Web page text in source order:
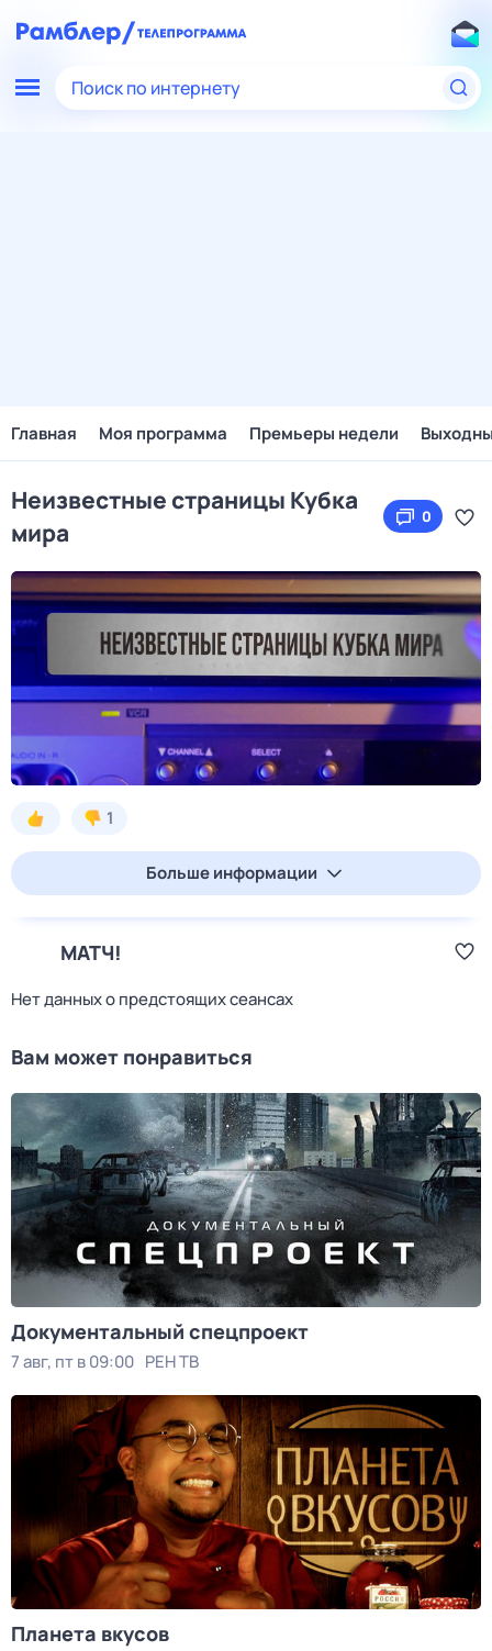
Поиск по интернету
Главная Моя программа Премьеры недели
Неизвестные страницы Кубка
мира
0
1
Больше информации
МАТЧ!
Нет данных о предстоящих сеансах
Вам может понравиться
Документальный спецпроект
7 авг, пт в 09:00 РЕН ТВ
Планета вкусов